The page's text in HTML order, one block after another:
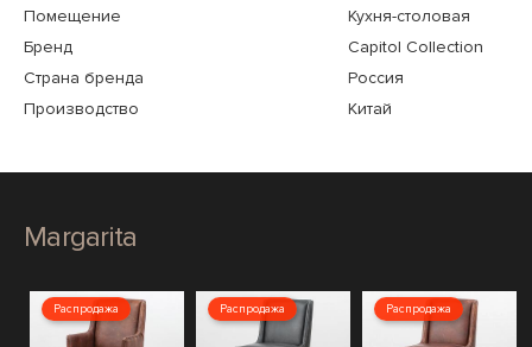
Помещение
Кухня-столовая
Бренд
Capitol Collection
Страна бренда
Россия
Производство
Китай
Margarita
Распродажа Распродажа Распродажа